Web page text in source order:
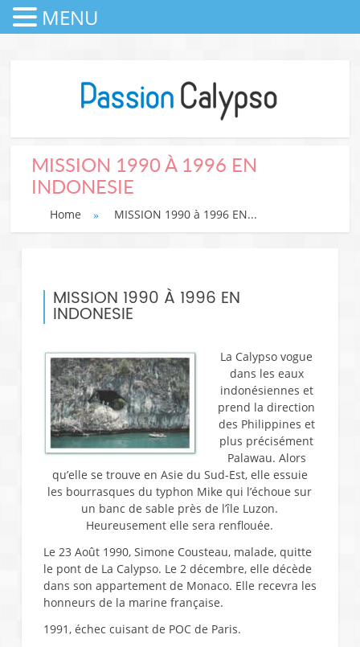
MISSION 1990 À 1996 EN
INDONESIE
Home » MISSION 1990 à 1996 EN...
MISSION 1990 À 1996 EN
INDONESIE
La Calypso vogue
dans les eaux
indonésiennes et
prend la direction
des Philippines et
plus précisément
Palawau. Alors
qu’elle se trouve en Asie du Sud-Est, elle essuie
les bourrasques du typhon Mike qui l’échoue sur
un banc de sable près de l’île Luzon.
Heureusement elle sera renflouée.
Le 23 Août 1990, Simone Cousteau, malade, quitte
le pont de La Calypso. Le 2 décembre, elle décède
dans son appartement de Monaco. Elle recevra les
honneurs de la marine française.
1991, échec cuisant de POC de Paris.
MENU